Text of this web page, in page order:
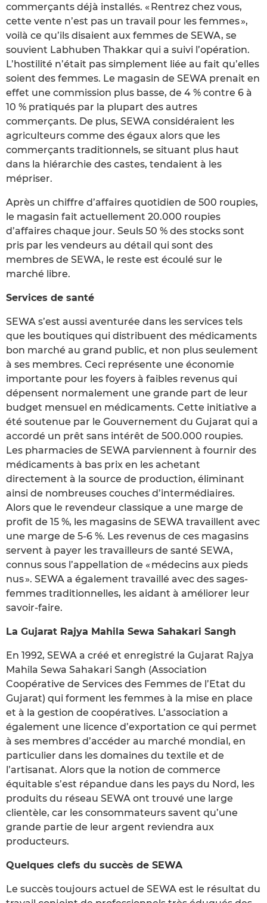
commerçants déjà installés. « Rentrez chez vous,
cette vente n’est pas un travail pour les femmes »,
voilà ce qu’ils disaient aux femmes de SEWA, se
souvient Labhuben Thakkar qui a suivi l’opération.
L’hostilité n’était pas simplement liée au fait qu’elles
soient des femmes. Le magasin de SEWA prenait en
effet une commission plus basse, de 4 % contre 6 à
10 % pratiqués par la plupart des autres
commerçants. De plus, SEWA considéraient les
agriculteurs comme des égaux alors que les
commerçants traditionnels, se situant plus haut
dans la hiérarchie des castes, tendaient à les
mépriser.
Après un chiffre d’affaires quotidien de 500 roupies,
le magasin fait actuellement 20.000 roupies
d’affaires chaque jour. Seuls 50 % des stocks sont
pris par les vendeurs au détail qui sont des
membres de SEWA, le reste est écoulé sur le
marché libre.
Services de santé
SEWA s’est aussi aventurée dans les services tels
que les boutiques qui distribuent des médicaments
bon marché au grand public, et non plus seulement
à ses membres. Ceci représente une économie
importante pour les foyers à faibles revenus qui
dépensent normalement une grande part de leur
budget mensuel en médicaments. Cette initiative a
été soutenue par le Gouvernement du Gujarat qui a
accordé un prêt sans intérêt de 500.000 roupies.
Les pharmacies de SEWA parviennent à fournir des
médicaments à bas prix en les achetant
directement à la source de production, éliminant
ainsi de nombreuses couches d’intermédiaires.
Alors que le revendeur classique a une marge de
profit de 15 %, les magasins de SEWA travaillent avec
une marge de 5-6 %. Les revenus de ces magasins
servent à payer les travailleurs de santé SEWA,
connus sous l’appellation de « médecins aux pieds
nus ». SEWA a également travaillé avec des sages-
femmes traditionnelles, les aidant à améliorer leur
savoir-faire.
La Gujarat Rajya Mahila Sewa Sahakari Sangh
En 1992, SEWA a créé et enregistré la Gujarat Rajya
Mahila Sewa Sahakari Sangh (Association
Coopérative de Services des Femmes de l’Etat du
Gujarat) qui forment les femmes à la mise en place
et à la gestion de coopératives. L’association a
également une licence d’exportation ce qui permet
à ses membres d’accéder au marché mondial, en
particulier dans les domaines du textile et de
l’artisanat. Alors que la notion de commerce
équitable s’est répandue dans les pays du Nord, les
produits du réseau SEWA ont trouvé une large
clientèle, car les consommateurs savent qu’une
grande partie de leur argent reviendra aux
producteurs.
Quelques clefs du succès de SEWA
Le succès toujours actuel de SEWA est le résultat du